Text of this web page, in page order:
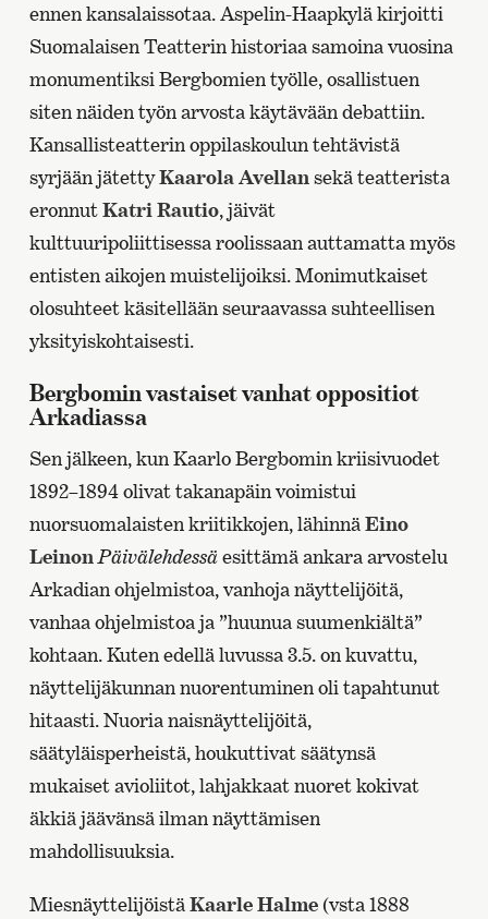
ennen kansalaissotaa. Aspelin-Haapkylä kirjoitti
Suomalaisen Teatterin historiaa samoina vuosina
monumentiksi Bergbomien työlle, osallistuen
siten näiden työn arvosta käytävään debattiin.
Kansallisteatterin oppilaskoulun tehtävistä
syrjään jätettyKaarola Avellan sekä teatterista
eronnutKatri Rautio, jäivät
kulttuuripoliittisessa roolissaan auttamatta myös
entisten aikojen muistelijoiksi. Monimutkaiset
olosuhteet käsitellään seuraavassa suhteellisen
yksityiskohtaisesti.
Bergbomin vastaiset vanhat oppositiot
Arkadiassa
Sen jälkeen, kun Kaarlo Bergbomin kriisivuodet
1892–1894 olivat takanapäin voimistui
nuorsuomalaisten kriitikkojen, lähinnäEino
Leinon Päivälehdessäesittämä ankara arvostelu
Arkadian ohjelmistoa, vanhoja näyttelijöitä,
vanhaa ohjelmistoa ja ”huunua suumenkiältä”
kohtaan. Kuten edellä luvussa 3.5. on kuvattu,
näyttelijäkunnan nuorentuminen oli tapahtunut
hitaasti. Nuoria naisnäyttelijöitä,
säätyläisperheistä, houkuttivat säätynsä
mukaiset avioliitot, lahjakkaat nuoret kokivat
äkkiä jäävänsä ilman näyttämisen
mahdollisuuksia.
MiesnäyttelijöistäKaarle Halme(vsta 1888